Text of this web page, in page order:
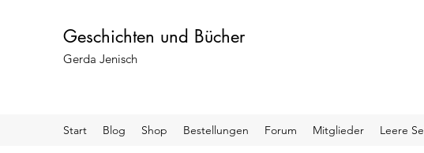
Geschichten und Bücher
Gerda Jenisch
Start Blog Shop Bestellungen Forum Mitglieder Leere